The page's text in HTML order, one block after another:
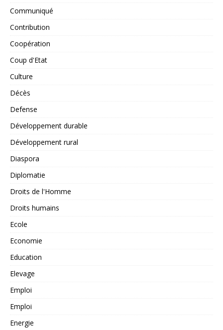
Communiqué
Contribution
Coopération
Coup d'Etat
Culture
Décès
Defense
Développement durable
Développement rural
Diaspora
Diplomatie
Droits de l'Homme
Droits humains
Ecole
Economie
Education
Elevage
Emploi
Emploi
Energie